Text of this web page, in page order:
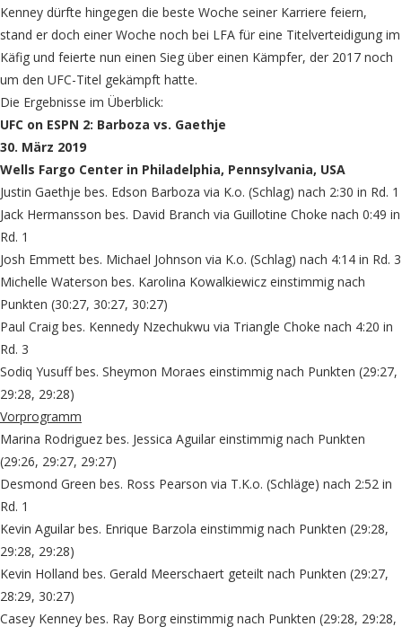
Kenney dürfte hingegen die beste Woche seiner Karriere feiern,
stand er doch einer Woche noch bei LFA für eine Titelverteidigung im
Käfig und feierte nun einen Sieg über einen Kämpfer, der 2017 noch
um den UFC-Titel gekämpft hatte.
Die Ergebnisse im Überblick:
UFC on ESPN 2: Barboza vs. Gaethje
30. März 2019
Wells Fargo Center in Philadelphia, Pennsylvania, USA
Justin Gaethje bes. Edson Barboza via K.o. (Schlag) nach 2:30 in Rd. 1
Jack Hermansson bes. David Branch via Guillotine Choke nach 0:49 in
Rd. 1
Josh Emmett bes. Michael Johnson via K.o. (Schlag) nach 4:14 in Rd. 3
Michelle Waterson bes. Karolina Kowalkiewicz einstimmig nach
Punkten (30:27, 30:27, 30:27)
Paul Craig bes. Kennedy Nzechukwu via Triangle Choke nach 4:20 in
Rd. 3
Sodiq Yusuff bes. Sheymon Moraes einstimmig nach Punkten (29:27,
29:28, 29:28)
Vorprogramm
Marina Rodriguez bes. Jessica Aguilar einstimmig nach Punkten
(29:26, 29:27, 29:27)
Desmond Green bes. Ross Pearson via T.K.o. (Schläge) nach 2:52 in
Rd. 1
Kevin Aguilar bes. Enrique Barzola einstimmig nach Punkten (29:28,
29:28, 29:28)
Kevin Holland bes. Gerald Meerschaert geteilt nach Punkten (29:27,
28:29, 30:27)
Casey Kenney bes. Ray Borg einstimmig nach Punkten (29:28, 29:28,